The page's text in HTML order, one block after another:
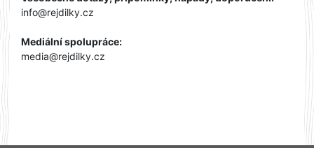
info@rejdilky.cz
Mediální spolupráce:
media@rejdilky.cz